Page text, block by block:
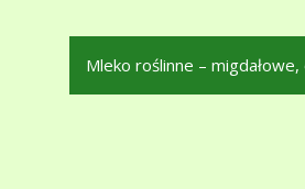
Mleko roślinne –